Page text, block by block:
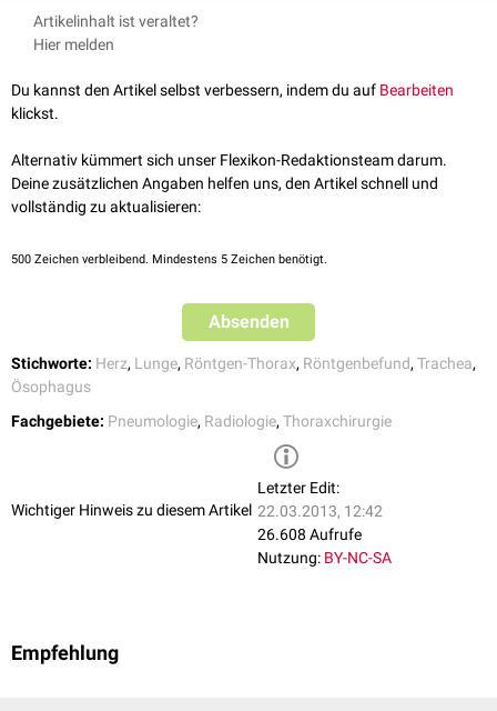
einesPleuraergussesoder
einesLungenemphysems
Atelektasenoder
Zustand nach
Bei raumfordernder Ursache (Spannungspneumothorax) kann es in
Abhängigkeit vom Ausprägungsgrad zur Kompression der
Vena cava superior(Gefahr der oberen Einflussstauung ) kommen.
Artikelinhalt ist veraltet?
Hier melden
Du kannst den Artikel selbst verbessern, indem du auf Bearbeiten
klickst.
Alternativ kümmert sich unser Flexikon-Redaktionsteam darum.
Deine zusätzlichen Angaben helfen uns, den Artikel schnell und
vollständig zu aktualisieren:
500 Zeichen verbleibend. Mindestens 5 Zeichen benötigt.
Absenden
Stichworte: Herz, Lunge, Röntgen-Thorax, Röntgenbefund, Trachea,
Ösophagus
Fachgebiete: Pneumologie, Radiologie, Thoraxchirurgie
Wichtiger Hinweis zu diesem Artikel
Letzter Edit:
22.03.2013, 12:42
26.608 Aufrufe
Nutzung: BY-NC-SA
Empfehlung